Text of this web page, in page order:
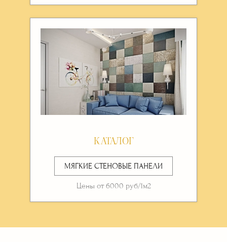
КАТАЛОГ
МЯГКИЕ СТЕНОВЫЕ ПАНЕЛИ
Цены от 6000 руб/1м2